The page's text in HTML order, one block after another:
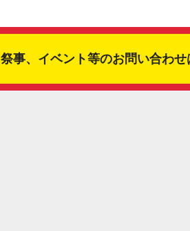
祭事、イベント等のお問い合わ